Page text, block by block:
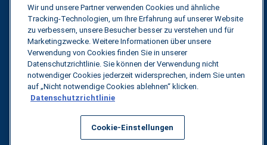
Rechner für die Transportoptimierung
Tarif-Tracker
Kontakt
Alle Rechte vorbehalten. Datenschutzbestimmungen
Wir und unsere Partner verwenden Cookies und ähnliche
Tracking-Technologien, um Ihre Erfahrung auf unserer Website
zu verbessern, unsere Besucher besser zu verstehen und für
Marketingzwecke. Weitere Informationen über unsere
Verwendung von Cookies finden Sie in unserer
Datenschutzrichtlinie. Sie können der Verwendung nicht
notwendiger Cookies jederzeit widersprechen, indem Sie unten
auf „Nicht notwendige Cookies ablehnen“ klicken.
Datenschutzrichtlinie
Cookie-Einstellungen